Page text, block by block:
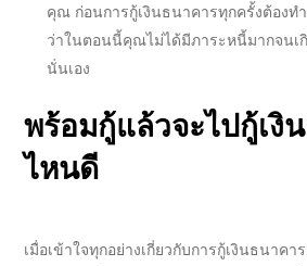
คุณ ก่อนการกู้เงินธนาคารทุกครั้งต้องท
ว่าในตอนนี้คุณไม่ได้มีภาระหนี้มากจนเ
นั่นเอง
พร้อมกู้แล้วจะไปกู้เงิ
ไหนดี
เมื่อเข้าใจทุกอย่างเกี่ยวกับการกู้เงินธนาคาร